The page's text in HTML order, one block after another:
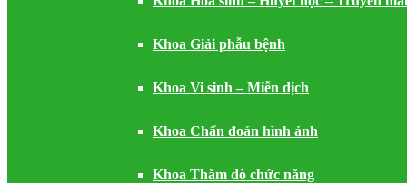
Khoa Giải phẫu bệnh
Khoa Vi sinh – Miễn dịch
Khoa Chẩn đoán hình ảnh
Khoa Thăm dò chức năng